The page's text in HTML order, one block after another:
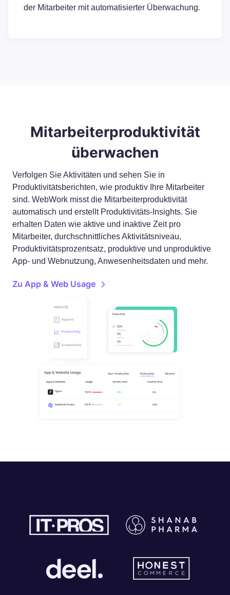
der Mitarbeiter mit automatisierter Überwachung.
Mitarbeiterproduktivität
überwachen
Verfolgen Sie Aktivitäten und sehen Sie in
Produktivitätsberichten, wie produktiv Ihre Mitarbeiter
sind. WebWork misst die Mitarbeiterproduktivität
automatisch und erstellt Produktivitäts-Insights. Sie
erhalten Daten wie aktive und inaktive Zeit pro
Mitarbeiter, durchschnittliches Aktivitätsniveau,
Produktivitätsprozentsatz, produktive und unproduktive
App- und Webnutzung, Anwesenheitsdaten und mehr.
Zu App & Web Usage